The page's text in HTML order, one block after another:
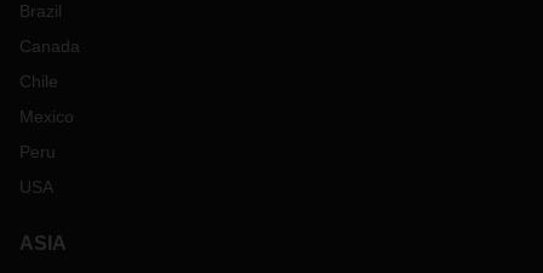
Brazil
Canada
Chile
Mexico
Peru
USA
ASIA